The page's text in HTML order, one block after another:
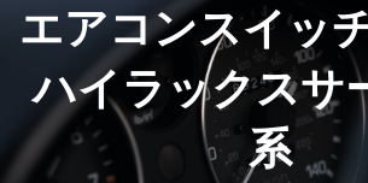
エアコンスイッ
ハイラックスサ
系